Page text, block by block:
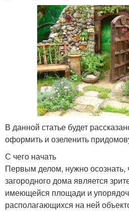
В данной статье будет
оформить и озеленить
С чего начать
Первым делом, нужно осознать,
загородного дома является
имеющейся площади и
располагающихся на ней